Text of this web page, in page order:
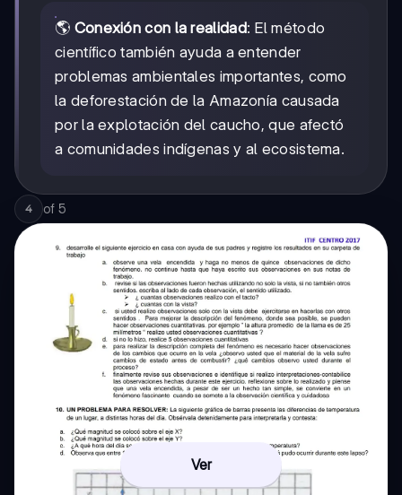
🌎 Conexión con la realidad: El método
científico también ayuda a entender
problemas ambientales importantes, como
la deforestación de la Amazonía causada
por la explotación del caucho, que afectó
a comunidades indígenas y al ecosistema.
4 of 5
Ver